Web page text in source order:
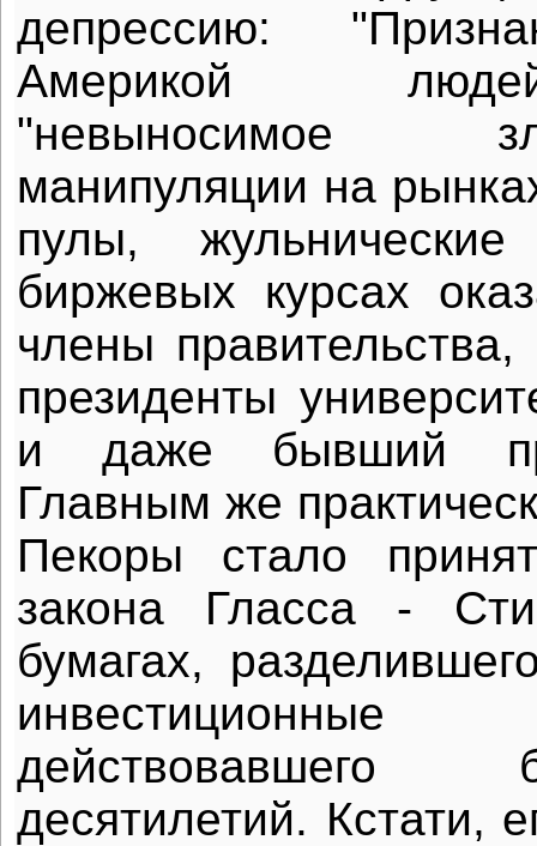
депрессию:
Америкой
"невыносимое
манипуляции на
пулы,
биржевых курсах
члены
президенты
и даже бывший
Главным же
Пекоры стало
закона Гласса -
бумагах,
десятилетий. Кстати,